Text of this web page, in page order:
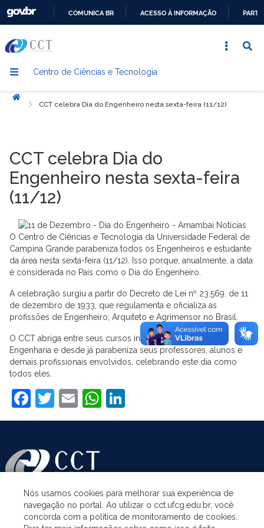
CONTEÚDO
COMUNICA BR ACESSO À INFORMAÇÃO
Centro de Ciências e Tecnologia
Início
CCT celebra Dia do Engenheiro nesta sexta-feira (11/12)
CCT celebra Dia do
Engenheiro nesta sexta-feira
(11/12)
O Centro de Ciências e Tecnologia da Universidade Federal de
Campina Grande parabeniza todos os Engenheiros e estudante
da área nesta sexta-feira (11/12). Isso porque, anualmente, a data
é considerada no País como o Dia do Engenheiro.
A celebração surgiu a partir do Decreto de Lei nº 23.569, de 11
de dezembro de 1933, que regulamenta e oficializa as
profissões de Engenheiro, Arquiteto e Agrimensor no Brasil.
O CCT abriga entre seus cursos inúmeros campos da
Engenharia e desde já parabeniza seus professores, alunos e
demais profissionais envolvidos, celebrando este dia como
todos eles.
Facebook
Twitter
EmailWhatsApp
ASSUNTOS
Nós usamos cookies para melhorar sua experiência de
navegação no portal. Ao utilizar o cct.ufcg.edu.br, você
concorda com a política de monitoramento de cookies.